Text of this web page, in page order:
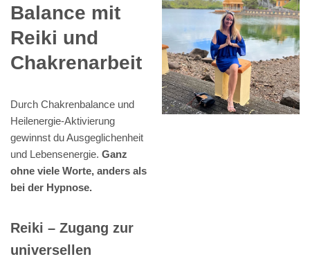
Balance mit
Reiki und
Chakrenarbeit
Durch Chakrenbalance und
Heilenergie-Aktivierung
gewinnst du Ausgeglichenheit
und Lebensenergie. Ganz
ohne viele Worte, anders als
bei der Hypnose.
Reiki – Zugang zur
universellen